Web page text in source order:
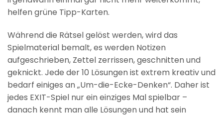
helfen grüne Tipp-Karten.
Während die Rätsel gelöst werden, wird das
Spielmaterial bemalt, es werden Notizen
aufgeschrieben, Zettel zerrissen, geschnitten und
geknickt. Jede der 10 Lösungen ist extrem kreativ und
bedarf einiges an „Um-die-Ecke-Denken“. Daher ist
jedes EXIT-Spiel nur ein einziges Mal spielbar –
danach kennt man alle Lösungen und hat sein